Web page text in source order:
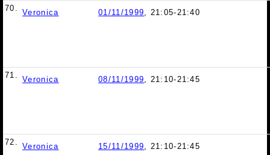
70. Veronica 01/11/1999, 21:05-21:40
71. Veronica 08/11/1999, 21:10-21:45
72. Veronica 15/11/1999, 21:10-21:45